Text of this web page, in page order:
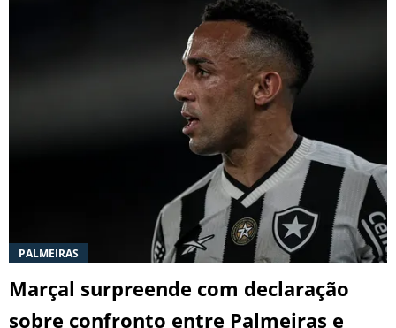
PALMEIRAS
Marçal surpreende com declaração
sobre confronto entre Palmeiras e